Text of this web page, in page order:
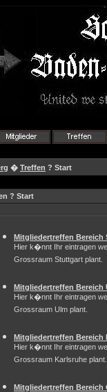
� Treffen ? Start
? Start
Mitgliedertreffen Bereich
Hier k�nnt Ihr eintragen
Grossraum Stuttgart plant.
Mitgliedertreffen Bereich
Hier k�nnt Ihr eintragen
Grossraum Ulm plant.
Mitgliedertreffen Bereich
Hier k�nnt Ihr eintragen
Grossraum Karlsruhe plant.
Mitgliedertreffen Bereich